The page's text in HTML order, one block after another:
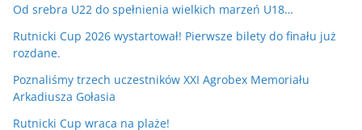
Od srebra U22 do spełnienia wielkich marzeń U18…
Rutnicki Cup 2026 wystartował! Pierwsze bilety do finału już
rozdane.
Poznaliśmy trzech uczestników XXI Agrobex Memoriału
Arkadiusza Gołasia
Rutnicki Cup wraca na plaże!